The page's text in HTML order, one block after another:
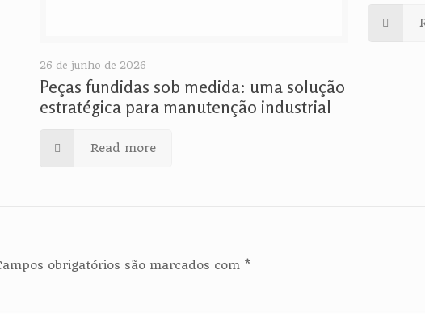
26 de junho de 2026
Peças fundidas sob medida: uma solução
estratégica para manutenção industrial
Read more
obrigatórios são marcados com *